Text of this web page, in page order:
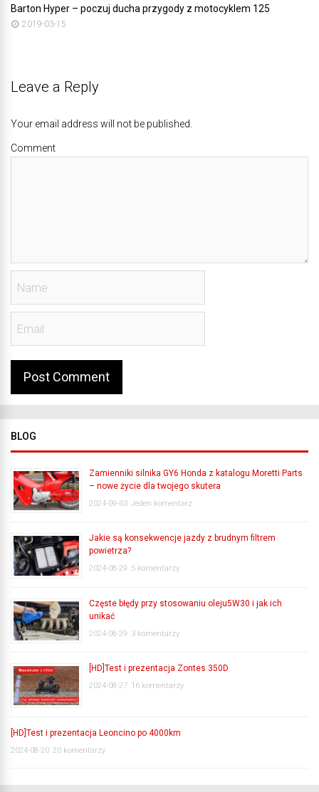
Barton Hyper – poczuj ducha przygody z motocyklem 125
2019-03-15
Leave a Reply
Your email address will not be published.
Comment
BLOG
Zamienniki silnika GY6 Honda z katalogu Moretti Parts
– nowe życie dla twojego skutera
2024-09-03 Jeden komentarz
Jakie są konsekwencje jazdy z brudnym filtrem
powietrza?
2024-08-29 5 komentarzy
Częste błędy przy stosowaniu oleju5W30 i jak ich
unikać
2024-08-29 3 komentarzy
[HD]Test i prezentacja Zontes 350D
2024-08-27 16 komentarzy
[HD]Test i prezentacja Leoncino po 4000km
2024-08-20 20 komentarzy